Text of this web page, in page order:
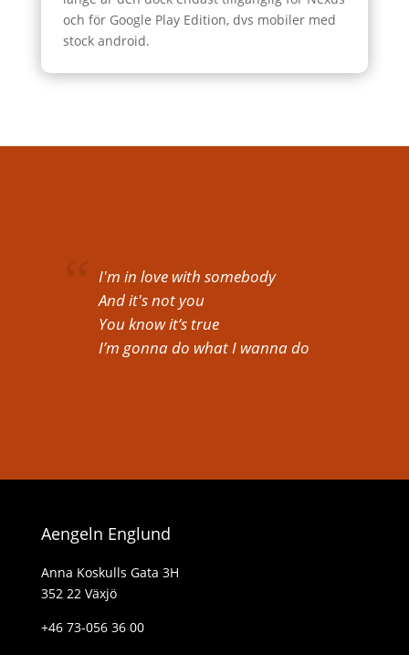
och för Google Play Edition, dvs mobiler med
stock android.
I'm in love with somebody
And it's not you
You know it’s true
I’m gonna do what I wanna do
Aengeln Englund
Anna Koskulls Gata 3H
352 22 Växjö
+46 73-056 36 00